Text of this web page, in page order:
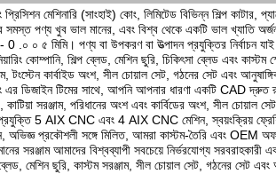
প্রিসিশন মেশিনারি (সাংহাই) কোং, লিমিটেড বিভিন্ন শিল্প কাটার,
সমস্ত পণ্য খুব ভাল মানের, এবং বিশ্ব থেকে একটি ভাল খ্যাতি
0 .০ ০ ৫ মিমি। পণ্য বা উপকরণ বা উত্পাদন প্রযুক্তির নির্বাচন
কোম্পানি, শিল্প ব্লেড, মেশিন ছুরি, চিকিৎসা ব্লেড এবং কাস্টম
টংস্টেন কার্বাইড অংশ, সীল চোয়াল সেট, গঠনের সেট এবং
এর ডিজাইন টিমের সাথে, আপনি আপনার ধারণা একটি CAD দ্রুত
কাটিয়া সরঞ্জাম, পরিধানের অংশ এবং কার্বিডের অংশ, সীল চোয়াল
5 AIX CNC এবং 4 AIX CNC মেশিন, স্বয়ংক্রিয়
অভিজ্ঞ প্রকৌশলী সঙ্গে মিলিত, আমরা কাস্টম-তৈরি এবং OEM
সরঞ্জাম আমাদের বিশ্বব্যাপী সবচেয়ে নির্ভরযোগ্য
মেশিন ছুরি, কাস্টম সরঞ্জাম, সীল চোয়াল সেট, গঠনের সেট